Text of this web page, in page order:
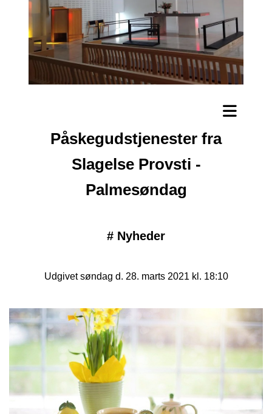
Påskegudstjenester fra
Slagelse Provsti -
Palmesøndag
# Nyheder
Udgivet søndag d. 28. marts 2021 kl. 18:10